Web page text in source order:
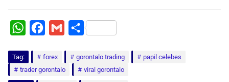
W
t
c
e
i
S
a
r
Tag: forex gorontalo trading
papil celebes
trader gorontalo
viral gorontalo